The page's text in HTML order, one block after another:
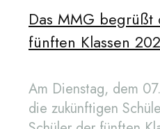
Das MMG begrüßt
fünften Klassen
Am Dienstag, dem
die zukünftigen